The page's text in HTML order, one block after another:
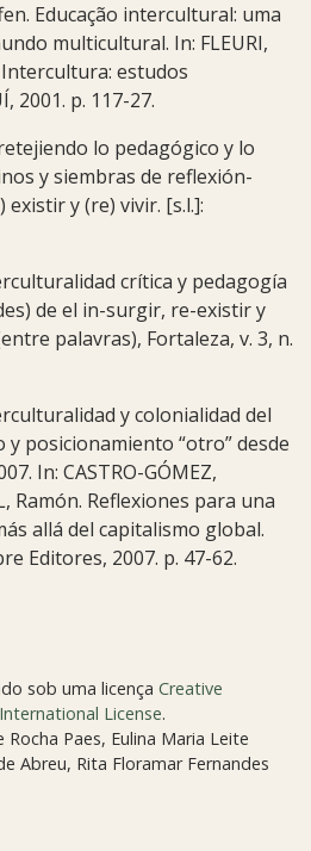
Educação intercultural: uma
multicultural. In: FLEURI,
estudos
2001. p. 117-27.
lo pedagógico y lo
y siembras de reflexión-
y (re) vivir. [s.l.]:
crítica y pedagogía
de el in-surgir, re-existir y
palavras), Fortaleza, v. 3, n.
y colonialidad del
posicionamiento “otro” desde
In: CASTRO-GÓMEZ,
Ramón. Reflexiones para una
allá del capitalismo global.
Editores, 2007. p. 47-62.
sob uma licença Creative
License.
Paes, Eulina Maria Leite
Abreu, Rita Floramar Fernandes